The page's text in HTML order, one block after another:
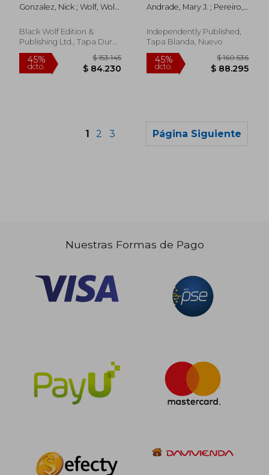
Gonzalez, Nick ; Wolf, Wolf ;
Black Wolf Edition &
Publishing Ltd., Tapa Dura,
Nuevo
adultos
Andrade, Mary J. ; Pereiro,
Eduardo
Independently Published,
Tapa Blanda, Nuevo
1 2 3 Página Siguiente
Nuestras Formas de Pago